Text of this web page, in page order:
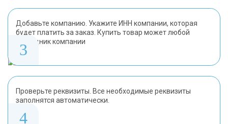
3
Добавьте компанию. Укажите ИНН компании, которая
будет платить за заказ. Купить товар может любой
сотрудник компании
4
Проверьте реквизиты. Все необходимые реквизиты
заполнятся автоматически.